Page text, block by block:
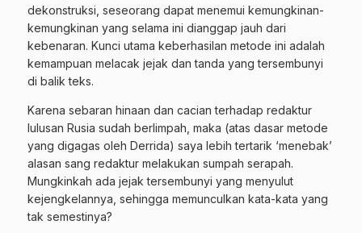
dekonstruksi, seseorang dapat menemui kemungkinan-
kemungkinan yang selama ini dianggap jauh dari
kebenaran. Kunci utama keberhasilan metode ini adalah
kemampuan melacak jejak dan tanda yang tersembunyi
di balik teks.
Karena sebaran hinaan dan cacian terhadap redaktur
lulusan Rusia sudah berlimpah, maka (atas dasar metode
yang digagas oleh Derrida) saya lebih tertarik ‘menebak’
alasan sang redaktur melakukan sumpah serapah.
Mungkinkah ada jejak tersembunyi yang menyulut
kejengkelannya, sehingga memunculkan kata-kata yang
tak semestinya?